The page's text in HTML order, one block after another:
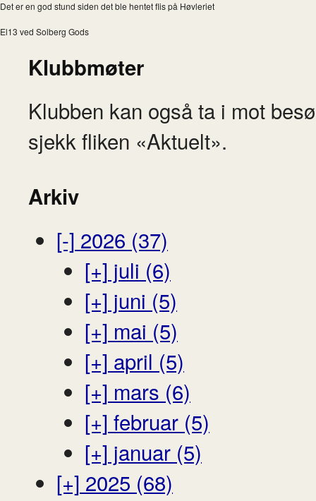
Det er en god stund siden det ble hentet flis på Høvleriet
El13 ved Solberg Gods
Klubbmøter
Klubben kan også ta i mot
sjekk fliken «Aktuelt».
Arkiv
[-] 2026 (37)
[+] juli (6)
[+] juni (5)
[+] mai (5)
[+] april (5)
[+] mars (6)
[+] februar (5)
[+] januar (5)
[+] 2025 (68)